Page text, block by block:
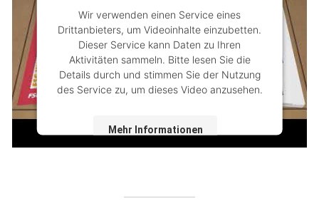
Wir verwenden einen Service eines
Drittanbieters, um Videoinhalte einzubetten.
Dieser Service kann Daten zu Ihren
Aktivitäten sammeln. Bitte lesen Sie die
Details durch und stimmen Sie der Nutzung
des Service zu, um dieses Video anzusehen.
Mehr Informationen